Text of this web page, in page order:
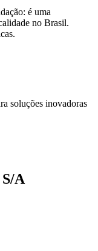
é uma
no Brasil.
soluções inovadoras
A